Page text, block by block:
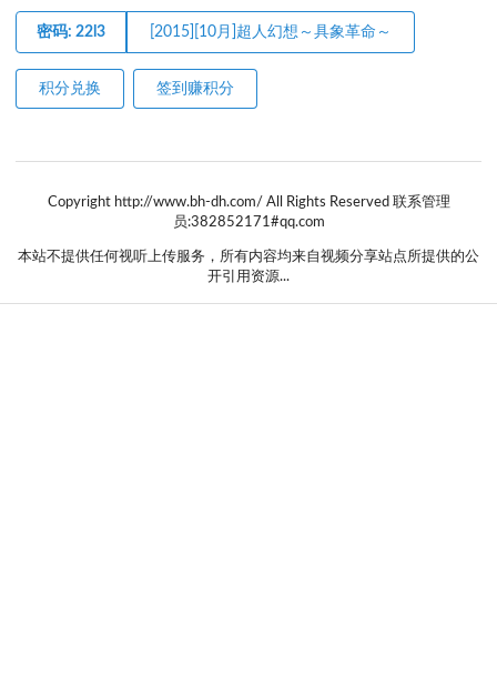
密码: 22l3 [2015][10月]超人幻想～具象革命～
积分兑换 签到赚积分
Copyright http://www.bh-dh.com/ All Rights Reserved 联系管理
员:382852171#qq.com
本站不提供任何视听上传服务，所有内容均来自视频分享站点所提供的公
开引用资源...